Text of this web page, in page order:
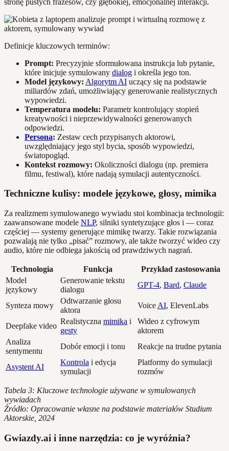
Definicje kluczowych terminów:
Prompt: Precyzyjnie sformułowana instrukcja lub pytanie,
które inicjuje symulowany dialog i określa jego ton.
Model językowy: Algorytm AI uczący się na podstawie
miliardów zdań, umożliwiający generowanie realistycznych
wypowiedzi.
Temperatura modelu: Parametr kontrolujący stopień
kreatywności i nieprzewidywalności generowanych
odpowiedzi.
Persona: Zestaw cech przypisanych aktorowi,
uwzględniający jego styl bycia, sposób wypowiedzi,
światopogląd.
Kontekst rozmowy: Okoliczności dialogu (np. premiera
filmu, festiwal), które nadają symulacji autentyczności.
Techniczne kulisy: modele językowe, głosy, mimika
Za realizmem symulowanego wywiadu stoi kombinacja technologii:
zaawansowane modele NLP, silniki syntetyzujące głos i — coraz
częściej — systemy generujące mimikę twarzy. Takie rozwiązania
pozwalają nie tylko „pisać” rozmowy, ale także tworzyć wideo czy
audio, które nie odbiega jakością od prawdziwych nagrań.
Technologia Funkcja
Przykład zastosowania
Model
językowy
Generowanie tekstu
dialogu
GPT-4, Bard, Claude
Synteza mowy
Odtwarzanie głosu
aktora
Voice AI, ElevenLabs
Deepfake video
Realistyczna mimika i
gesty
Wideo z cyfrowym
aktorem
Analiza
sentymentu
Dobór emocji i tonu Reakcje na trudne pytania
Asystent AI
Kontrola i edycja
symulacji
Platformy do symulacji
rozmów
Tabela 3: Kluczowe technologie używane w symulowanych
wywiadach
Źródło: Opracowanie własne na podstawie materiałów Studium
Aktorskie, 2024
Gwiazdy.ai i inne narzędzia: co je wyróżnia?